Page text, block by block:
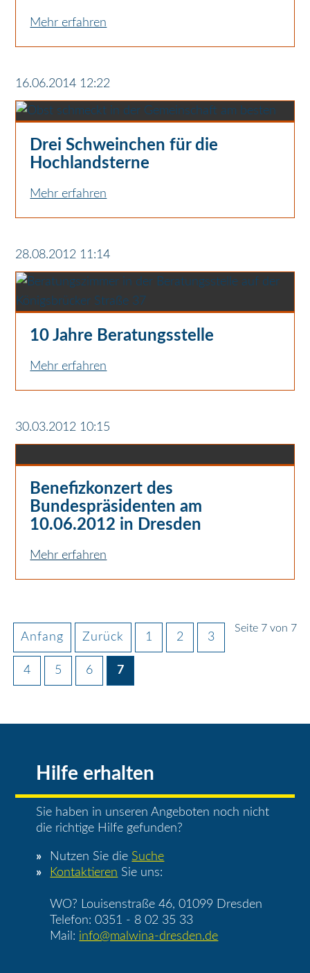
Mehr erfahren
16.06.2014 12:22
Drei Schweinchen für die
Hochlandsterne
Mehr erfahren
28.08.2012 11:14
10 Jahre Beratungsstelle
Mehr erfahren
30.03.2012 10:15
Benefizkonzert des
Bundespräsidenten am
10.06.2012 in Dresden
Mehr erfahren
Seite 7 von 7
Anfang Zurück 1 2 3
4 5 6 7
Hilfe erhalten
Sie haben in unseren Angeboten noch nicht
die richtige Hilfe gefunden?
Nutzen Sie die Suche
Kontaktieren Sie uns:
WO? Louisenstraße 46, 01099 Dresden
Telefon: 0351 - 8 02 35 33
Mail: info@malwina-dresden.de